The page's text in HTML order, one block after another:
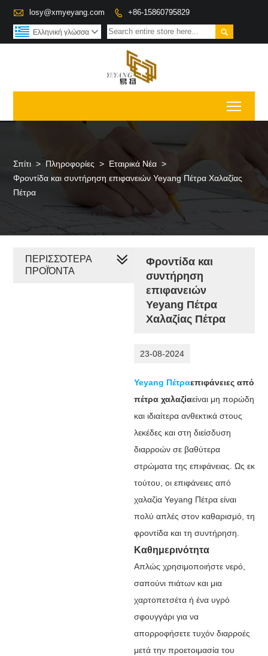
 losy@xmyeyang.com  +86-15860795829

Ελληνική γλώσσα 
Σπίτι > Πληροφορίες > Εταιρικά Νέα >
Φροντίδα και συντήρηση επιφανειών Yeyang Πέτρα Χαλαζίας
Πέτρα
Φροντίδα και
συντήρηση
επιφανειών
Yeyang Πέτρα
Χαλαζίας Πέτρα
23-08-2024
Yeyang Πέτραεπιφάνειες από
πέτρα χαλαζίαείναι μη πορώδη
και ιδιαίτερα ανθεκτικά στους
λεκέδες και στη διείσδυση
διαρροών σε βαθύτερα
στρώματα της επιφάνειας. Ως εκ
τούτου, οι επιφάνειες από
χαλαζία Yeyang Πέτρα είναι
πολύ απλές στον καθαρισμό, τη
φροντίδα και τη συντήρηση.
Καθημερινότητα
Απλώς χρησιμοποιήστε νερό,
σαπούνι πιάτων και μια
χαρτοπετσέτα ή ένα υγρό
σφουγγάρι για να
απορροφήσετε τυχόν διαρροές
μετά την προετοιμασία του
ΠΕΡΙΣΣΌΤΕΡΑ
ΠΡΟΪΌΝΤΑ